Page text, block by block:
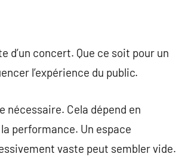
d’un concert. Que ce soit pour un
l’expérience du public.
nécessaire. Cela dépend en
performance. Un espace
vaste peut sembler vide.